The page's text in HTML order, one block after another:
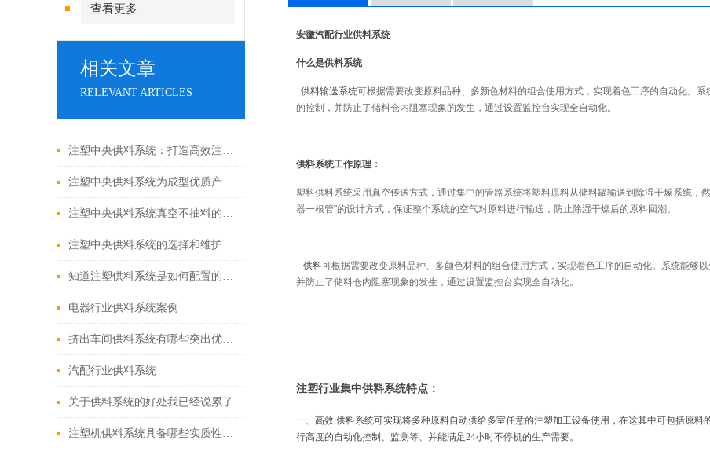
查看更多
相关文章
RELEVANT ARTICLES
注塑中央供料系统：打造高效注塑车间的基石
注塑中央供料系统为成型优质产品奠定基础
注塑中央供料系统真空不抽料的原因分析与解决
注塑中央供料系统的选择和维护
知道注塑供料系统是如何配置的吗？
电器行业供料系统案例
挤出车间供料系统有哪些突出优势?
汽配行业供料系统
关于供料系统的好处我已经说累了
注塑机供料系统具备哪些实质性的生产优势？
安徽汽配行业供料系统
什么是供料系统
供料输送系统可根据需要改变原料品种、多颜色材料的组合使用方式，实现着色工序的自动化。
的控制，并防止了储料仓内阻塞现象的发生，通过设置监控台实现全自动化。
供料系统工作原理：
塑料供料系统采用真空传送方式，通过集中的管路系统将塑料原料从储料罐输送到除湿干燥系统，
器一根管"的设计方式，保证整个系统的空气对原料进行输送，防止除湿干燥后的原料回潮。
供料可根据需要改变原料品种、多颜色材料的组合使用方式，实现着色工序的自动化。系统能够
并防止了储料仓内阻塞现象的发生，通过设置监控台实现全自动化。
注塑行业集中供料系统特点：
一、高效:供料系统可实现将多种原料自动供给多室任意的注塑加工设备使用，在这其中可包括原
行高度的自动化控制、监测等、并能满足24小时不停机的生产需要。